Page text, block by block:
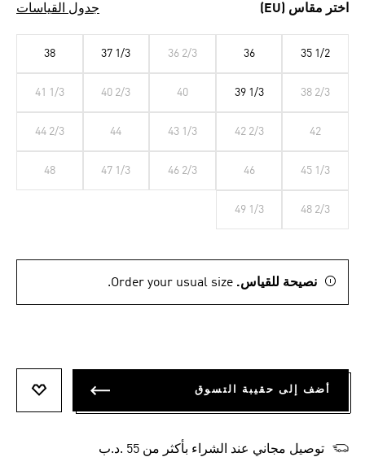
اختر مقاس (EU) جدول القياسات
35 1/2
36
36 2/3
37 1/3
38
38 2/3
39 1/3
40
40 2/3
41 1/3
42
42 2/3
43 1/3
44
44 2/3
45 1/3
46
46 2/3
47 1/3
48
48 2/3
49 1/3
نصيحة للقياس. Order your usual size.
أضف إلى حقيبة التسوق
توصيل مجاني عند الشراء بأكثر من 55 .د.ب‎